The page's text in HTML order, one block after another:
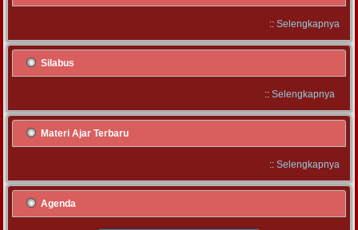
:: Selengkapnya
Silabus
:: Selengkapnya
Materi Ajar Terbaru
:: Selengkapnya
Agenda